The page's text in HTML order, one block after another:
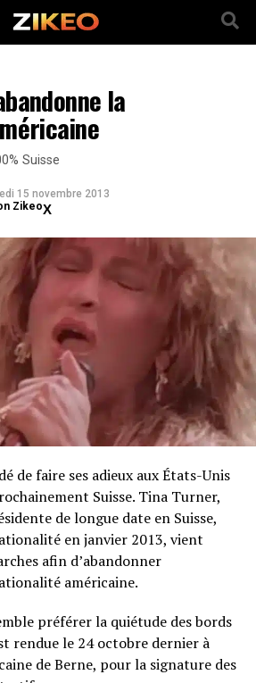
la
Suisse
15 novembre 2013
Zikeo
de faire ses adieux aux États-Unis
Suisse. Tina Turner,
de longue date en Suisse,
en janvier 2013, vient
afin d’abandonner
américaine.
préférer la quiétude des bords
rendue le 24 octobre dernier à
de Berne, pour la signature des